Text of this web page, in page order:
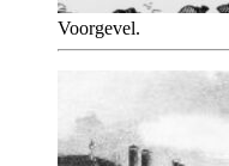
Voorgevel.